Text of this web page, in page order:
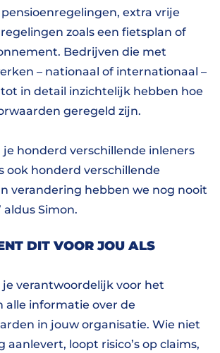
extra vrije
zoals een fietsplan of
Bedrijven die met
– nationaal of internationaal –
in detail inzichtelijk hebben hoe
geregeld zijn.
je honderd verschillende inleners
ook honderd verschillende
verandering hebben we nog nooit
Simon.
DIT VOOR JOU ALS
je verantwoordelijk voor het
alle informatie over de
in jouw organisatie. Wie niet
aanlevert, loopt risico’s op claims,